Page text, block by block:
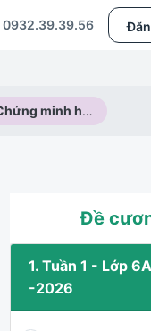
0932.39.39.56
Chủ đề : Chứng minh hai số nguyên tố cùng nhau
Đề
1. Tuần 1 - Lớp
-2026